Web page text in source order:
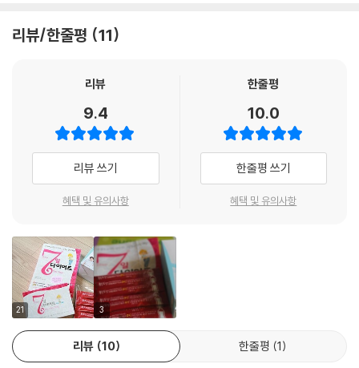
부인 양 과장하는 무책임한 다이어트와는 다르다. 이 책에서는 다이어트를
에 맞춰 자연스럽게 체중을 조절할 수 있도록 3단계 체중 감량의 원리와 4
어트의 부작용을 경험했거나 빈번한 다이어트 실패로 몸과 마음이 지친 상
태라면 이 책 한 권으로 명확하고 실용적인 해답을 얻을 수 있을 것이다.
이밖에도 이 책은 특별히 요요현상을 방지하는 1:1:2 영양 균형 식단, 다이
어트 시 가장 궁금한 Q&A, 내 몸의 상태를 점검해 보는 체크리스트, 건강
다.
실용에서 다이어트의 해법을 찾았다!
다이어트에도 순서와 원리가 있다
똑같은 양의 음식을 먹어도 살이 덜 찌는 사람이 있다. 신진대사가 원활하
고 면역체계의 균형이 조화를 이룬 건강한 몸을 만들면 누구나 살이 덜 찌
리뷰/한줄평 11
리뷰
9.4
리뷰 쓰기
혜택 및 유의사항
한줄평
10.0
한줄평 쓰기
혜택 및 유의사항
21 3
리뷰 10 한줄평 1